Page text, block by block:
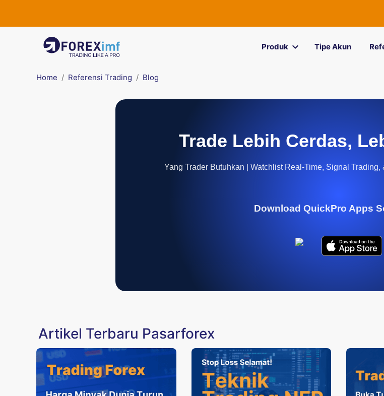
Produk Tipe Akun
Home Referensi Trading Blog
Trade Lebih Cerdas,
Yang Trader Butuhkan | Watchlist Real-Time, Signal
Download QuickPro Apps
Artikel Terbaru Pasarforex